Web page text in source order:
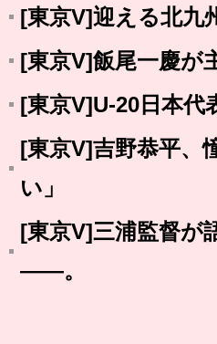
[東京V]迎える北九
[東京V]飯尾一慶が
[東京V]U-20日本代
[東京V]吉野恭平、
い」
[東京V]三浦監督が
――。